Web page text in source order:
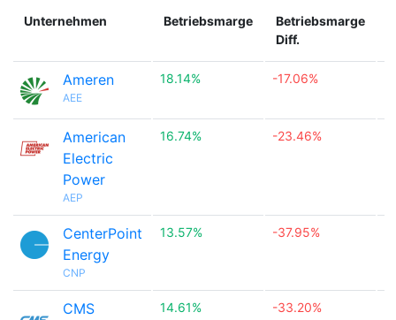
Unternehmen Betriebsmarge
Betriebsmarge
Diff.
Ameren
AEE
18.14% -17.06%
American
Electric
Power
AEP
16.74% -23.46%
CenterPoint
Energy
CNP
13.57% -37.95%
CMS
14.61% -33.20%